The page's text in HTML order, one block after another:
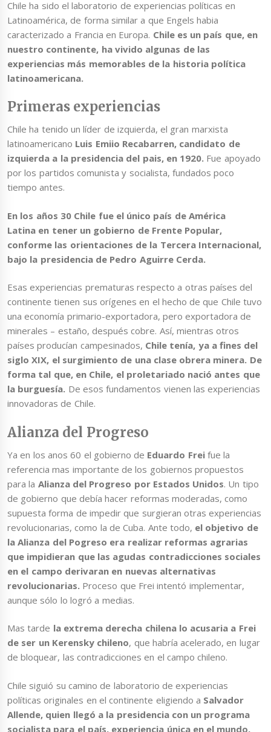
Chile ha sido el laboratorio de experiencias políticas en
Latinoamérica, de forma similar a que Engels habia
caracterizado a Francia en Europa. Chile es un país que, en
nuestro continente, ha vivido algunas de las
experiencias más memorables de la historia política
latinoamericana.
Primeras experiencias
Chile ha tenido un líder de izquierda, el gran marxista
latinoamericano Luis Emiio Recabarren, candidato de
izquierda a la presidencia del pais, en 1920. Fue apoyado
por los partidos comunista y socialista, fundados poco
tiempo antes.
En los años 30 Chile fue el único país de América
Latina en tener un gobierno de Frente Popular,
conforme las orientaciones de la Tercera Internacional,
bajo la presidencia de Pedro Aguirre Cerda.
Esas experiencias prematuras respecto a otras países del
continente tienen sus orígenes en el hecho de que Chile tuvo
una economía primario-exportadora, pero exportadora de
minerales – estaño, después cobre. Así, mientras otros
países producían campesinados, Chile tenía, ya a fines del
siglo XIX, el surgimiento de una clase obrera minera. De
forma tal que, en Chile, el proletariado nació antes que
la burguesía. De esos fundamentos vienen las experiencias
innovadoras de Chile.
Alianza del Progreso
Ya en los anos 60 el gobierno de Eduardo Freifue la
referencia mas importante de los gobiernos propuestos
para la Alianza del Progreso por Estados Unidos. Un tipo
de gobierno que debía hacer reformas moderadas, como
supuesta forma de impedir que surgieran otras experiencias
revolucionarias, como la de Cuba. Ante todo, el objetivo de
la Alianza del Pogreso era realizar reformas agrarias
que impidieran que las agudas contradicciones sociales
en el campo derivaran en nuevas alternativas
revolucionarias. Proceso que Frei intentó implementar,
aunque sólo lo logró a medias.
Mas tarde la extrema derecha chilena lo acusaria a Frei
de ser un Kerensky chileno, que habría acelerado, en lugar
de bloquear, las contradicciones en el campo chileno.
Chile siguió su camino de laboratorio de experiencias
políticas originales en el continente eligiendo a Salvador
Allende, quien llegó a la presidencia con un programa
socialista para el país, experiencia única en el mundo,